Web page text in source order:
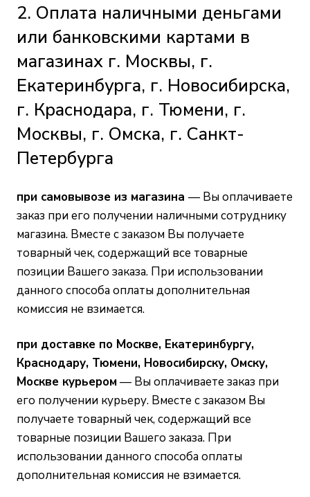
2. Оплата наличными деньгами
или банковскими картами в
магазинах г. Москвы, г.
Екатеринбурга, г. Новосибирска,
г. Краснодара, г. Тюмени, г.
Москвы, г. Омска, г. Санкт-
Петербурга
при самовывозе из магазина — Вы оплачиваете
заказ при его получении наличными сотруднику
магазина. Вместе с заказом Вы получаете
товарный чек, содержащий все товарные
позиции Вашего заказа. При использовании
данного способа оплаты дополнительная
комиссия не взимается.
при доставке по Москве, Екатеринбургу,
Краснодару, Тюмени, Новосибирску, Омску,
Москве курьером— Вы оплачиваете заказ при
его получении курьеру. Вместе с заказом Вы
получаете товарный чек, содержащий все
товарные позиции Вашего заказа. При
использовании данного способа оплаты
дополнительная комиссия не взимается.